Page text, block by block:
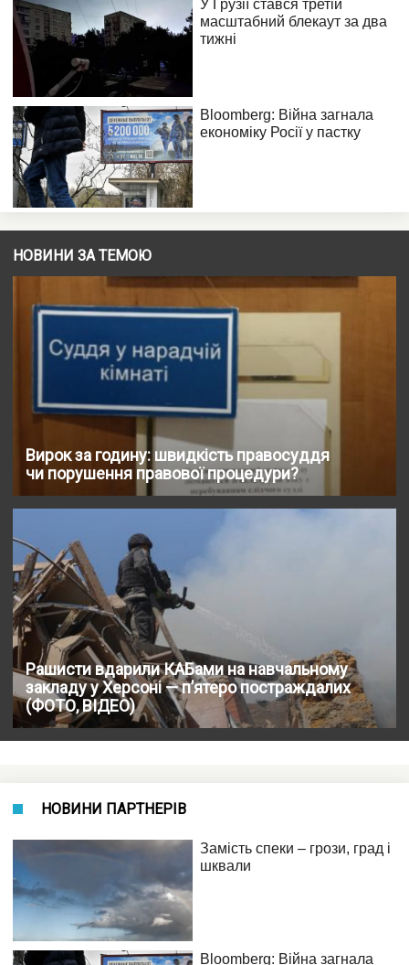
НОВИНИ ЗА ТЕМОЮ
Вирок за годину: швидкість правосуддя
чи порушення правової процедури?
Рашисти вдарили КАБами на навчальному
закладу у Херсоні — п’ятеро постраждалих
(ФОТО, ВІДЕО)
НОВИНИ ПАРТНЕРІВ